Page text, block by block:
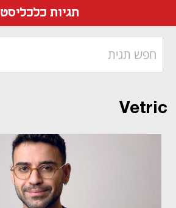
תגיות כלכליסט
Vetric